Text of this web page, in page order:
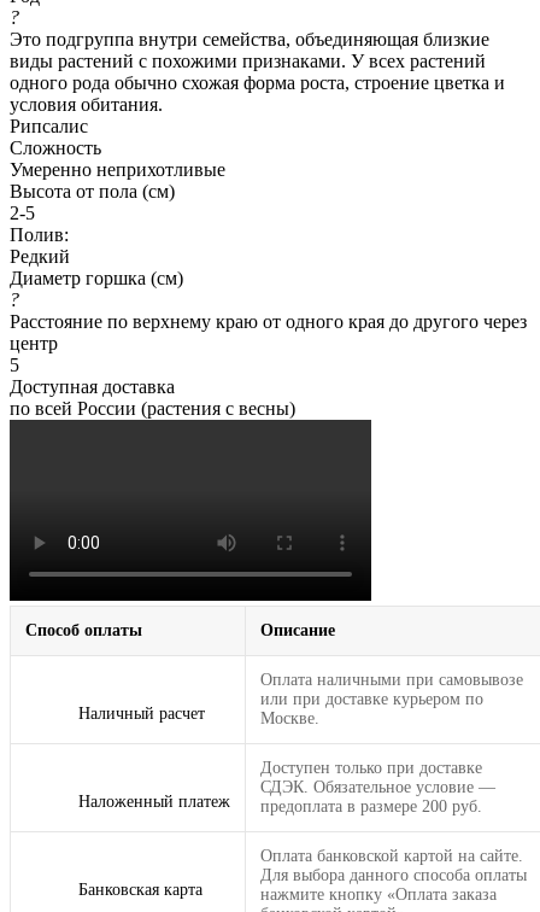
?
Это подгруппа внутри семейства, объединяющая близкие
виды растений с похожими признаками. У всех растений
одного рода обычно схожая форма роста, строение цветка и
условия обитания.
Рипсалис
Сложность
Умеренно неприхотливые
Высота от пола (см)
2-5
Полив:
Редкий
Диаметр горшка (см)
?
Расстояние по верхнему краю от одного края до другого через
центр
5
Доступная доставка
по всей России (растения с весны)
Способ оплаты Описание
Наличный расчет
Оплата наличными при самовывозе
или при доставке курьером по
Москве.
Наложенный платеж
Доступен только при доставке
СДЭК. Обязательное условие —
предоплата в размере 200 руб.
Банковская карта
Оплата банковской картой на сайте.
Для выбора данного способа оплаты
нажмите кнопку «Оплата заказа